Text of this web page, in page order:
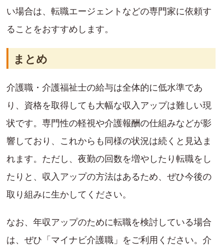
い場合は、転職エージェントなどの専門家に依頼す
ることをおすすめします。
まとめ
介護職・介護福祉士の給与は全体的に低水準であ
り、資格を取得しても大幅な収入アップは難しい現
状です。専門性の軽視や介護報酬の仕組みなどが影
響しており、これからも同様の状況は続くと見込ま
れます。ただし、夜勤の回数を増やしたり転職をし
たりと、収入アップの方法はあるため、ぜひ今後の
取り組みに生かしてください。
なお、年収アップのために転職を検討している場合
は、ぜひ「マイナビ介護職」をご利用ください。介